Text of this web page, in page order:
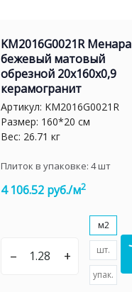
KM2016G0021R Менара
бежевый матовый
обрезной 20x160x0,9
керамогранит
Артикул: KM2016G0021R
Размер: 160*20 см
Вес: 26.71 кг
Плиток в упаковке: 4шт
4 106.52 руб./м2
– +
м2
шт.
упак.